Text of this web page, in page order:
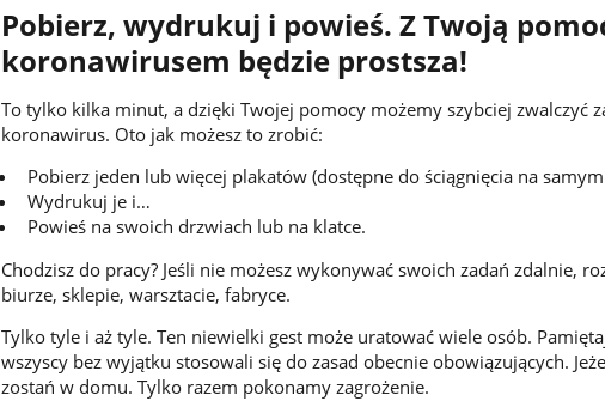
Pobierz, wydrukuj i powieś. Z Twoją
koronawirusem będzie prostsza!
To tylko kilka minut, a dzięki Twojej pomocy możemy szybciej zwalczyć
koronawirus. Oto jak możesz to zrobić:
Pobierz jeden lub więcej plakatów (dostępne do ściągnięcia na
Wydrukuj je i…
Powieś na swoich drzwiach lub na klatce.
Chodzisz do pracy? Jeśli nie możesz wykonywać swoich zadań zdalnie,
biurze, sklepie, warsztacie, fabryce.
Tylko tyle i aż tyle. Ten niewielki gest może uratować wiele osób.
wszyscy bez wyjątku stosowali się do zasad obecnie obowiązujących.
zostań w domu. Tylko razem pokonamy zagrożenie.